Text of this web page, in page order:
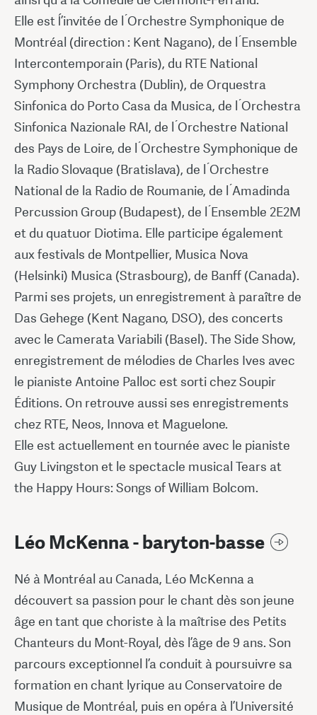
Elle est ĺ’invitée de l ́Orchestre Symphonique de
Montréal (direction : Kent Nagano), de l ́Ensemble
Intercontemporain (Paris), du RTE National
Symphony Orchestra (Dublin), de Orquestra
Sinfonica do Porto Casa da Musica, de l ́Orchestra
Sinfonica Nazionale RAI, de l ́Orchestre National
des Pays de Loire, de l ́Orchestre Symphonique de
la Radio Slovaque (Bratislava), de l ́Orchestre
National de la Radio de Roumanie, de l ́Amadinda
Percussion Group (Budapest), de l ́Ensemble 2E2M
et du quatuor Diotima. Elle participe également
aux festivals de Montpellier, Musica Nova
(Helsinki) Musica (Strasbourg), de Banff (Canada).
Parmi ses projets, un enregistrement à paraître de
Das Gehege (Kent Nagano, DSO), des concerts
avec le Camerata Variabili (Basel). The Side Show,
enregistrement de mélodies de Charles Ives avec
le pianiste Antoine Palloc est sorti chez Soupir
Éditions. On retrouve aussi ses enregistrements
chez RTE, Neos, Innova et Maguelone.
Elle est actuellement en tournée avec le pianiste
Guy Livingston et le spectacle musical Tears at
the Happy Hours: Songs of William Bolcom.
Léo McKenna - baryton-basse
Né à Montréal au Canada, Léo McKenna a
découvert sa passion pour le chant dès son jeune
âge en tant que choriste à la maîtrise des Petits
Chanteurs du Mont-Royal, dès l’âge de 9 ans. Son
parcours exceptionnel l’a conduit à poursuivre sa
formation en chant lyrique au Conservatoire de
Musique de Montréal, puis en opéra à l’Université